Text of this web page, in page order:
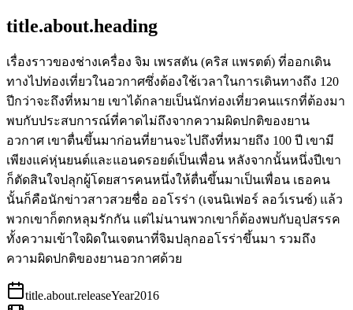
title.about.heading
เรื่องราวของช่างเครื่อง จิม เพรสตัน (คริส แพรตต์) ที่ออกเดิน
ทางไปท่องเที่ยวในอวกาศซึ่งต้องใช้เวลาในการเดินทางถึง 120
ปีกว่าจะถึงที่หมาย เขาได้กลายเป็นนักท่องเที่ยวคนแรกที่ต้องมา
พบกับประสบการณ์ที่คาดไม่ถึงจากความผิดปกติของยาน
อวกาศ เขาตื่นขึ้นมาก่อนที่ยานจะไปถึงที่หมายถึง 100 ปี เขามี
เพียงแค่หุ่นยนต์และแอนดรอยด์เป็นเพื่อน หลังจากนั้นหนึ่งปีเขา
ก็ตัดสินใจปลุกผู้โดยสารคนหนึ่งให้ตื่นขึ้นมาเป็นเพื่อน เธอคน
นั้นก็คือนักข่าวสาวสวยชื่อ ออโรร่า (เจนนิเฟอร์ ลอว์เรนซ์) แล้ว
พวกเขาก็ตกหลุมรักกัน แต่ไม่นานพวกเขาก็ต้องพบกับอุปสรรค
ทั้งความเข้าใจผิดในเจตนาที่จิมปลุกออโรร่าขึ้นมา รวมถึง
ความผิดปกติของยานอวกาศด้วย
title.about.releaseYear2016